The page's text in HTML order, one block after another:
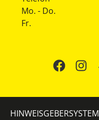
Mo. - Do.
Fr.
HINWEISGEBERSYSTEM